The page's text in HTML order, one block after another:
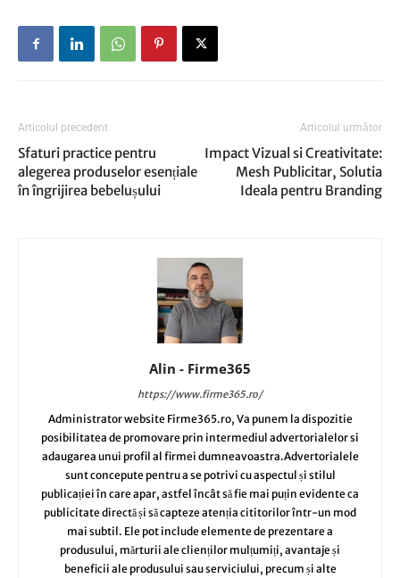
Articolul precedent
Sfaturi practice pentru
alegerea produselor esențiale
în îngrijirea bebelușului
Articolul următor
Impact Vizual si Creativitate:
Mesh Publicitar, Solutia
Ideala pentru Branding
Alin - Firme365
https://www.firme365.ro/
Administrator website Firme365.ro, Va punem la dispozitie
posibilitatea de promovare prin intermediul advertorialelor si
adaugarea unui profil al firmei dumneavoastra.Advertorialele
sunt concepute pentru a se potrivi cu aspectul și stilul
publicației în care apar, astfel încât să fie mai puțin evidente ca
publicitate directă și să capteze atenția cititorilor într-un mod
mai subtil. Ele pot include elemente de prezentare a
produsului, mărturii ale clienților mulțumiți, avantaje și
beneficii ale produsului sau serviciului, precum și alte